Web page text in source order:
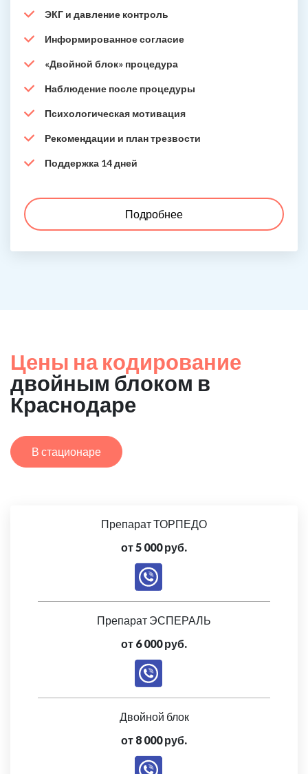
ЭКГ и давление контроль
Информированное согласие
«Двойной блок» процедура
Наблюдение после процедуры
Психологическая мотивация
Рекомендации и план трезвости
Поддержка 14 дней
Подробнее
Цены на кодирование
двойным блоком в
Краснодаре
В стационаре
Препарат ТОРПЕДО
от 5 000 руб.
Препарат ЭСПЕРАЛЬ
от 6 000 руб.
Двойной блок
от 8 000 руб.